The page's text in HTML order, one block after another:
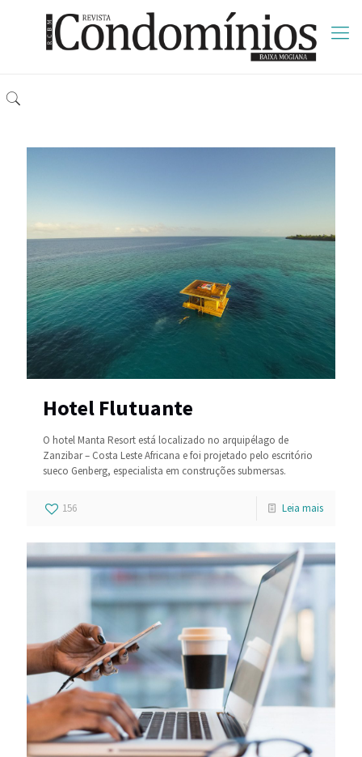
Hotel Flutuante
O hotel Manta Resort está localizado no arquipélago de
Zanzibar – Costa Leste Africana e foi projetado pelo escritório
sueco Genberg, especialista em construções submersas.
156 Leia mais